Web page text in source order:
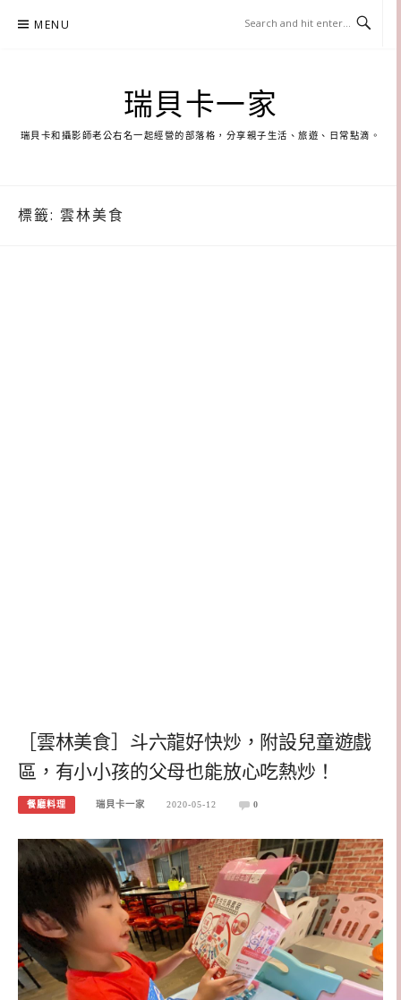
MENU
瑞貝卡一家
瑞貝卡和攝影師老公右名一起經營的部落格，分享親子生活、旅遊、日常點滴。
標籤: 雲林美食
［雲林美食］斗六龍好快炒，附設兒童遊戲
區，有小小孩的父母也能放心吃熱炒！
餐廳料理 瑞貝卡一家 2020-05-12 0